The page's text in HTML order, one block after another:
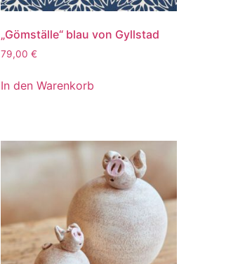
„Gömställe“ blau von Gyllstad
79,00€
In den Warenkorb